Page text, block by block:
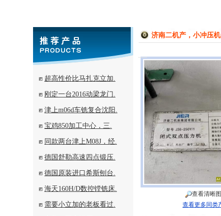
超高性价比马扎克立加.
刚定一台2016动梁龙门.
津上m06d车铣复合沈阳.
宝鸡850加工中心，三.
同款两台津上M08J，经.
德国舒勒高速四点锻压.
德国原装进口希斯刨台.
海天160H/D数控镗铣床.
需要小立加的老板看过.
济南二机产，小冲压
查看清晰
查看更多同类